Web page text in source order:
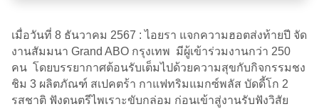
เมื่อวันที่ 8 ธันวาคม 2567 : ไอยรา แจกความฮอตส่งท้ายปี จัด
งานสัมมนา Grand ABO กรุงเทพ มีผู้เข้าร่วมงานกว่า 250
คน โดยบรรยากาศต้อนรับเต็มไปด้วยความสุขกับกิจกรรมชง
ชิม 3 ผลิตภัณฑ์ สเปคตร้า กาแฟทริมแมกซ์พลัส บัดดี้โก 2
รสชาติ ฟังดนตรีไพเราะขับกล่อม ก่อนเข้าสู่งานรับฟังวิสัย